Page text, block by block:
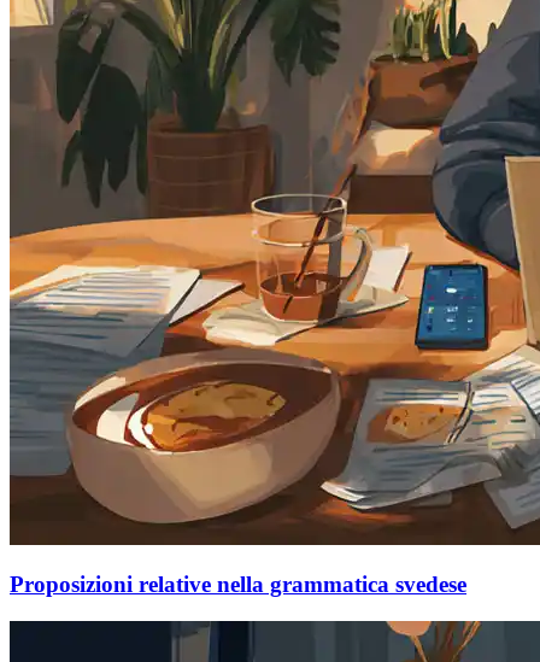
Proposizioni relative nella grammatica svedese